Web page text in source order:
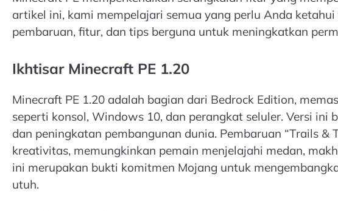
artikel ini, kami mempelajari semua yang perlu Anda
pembaruan, fitur, dan tips berguna untuk meningkatkan
Ikhtisar Minecraft PE 1.20
Minecraft PE 1.20 adalah bagian dari Bedrock Edition,
seperti konsol, Windows 10, dan perangkat seluler. Versi ini
dan peningkatan pembangunan dunia. Pembaruan “Trails &
kreativitas, memungkinkan pemain menjelajahi medan,
ini merupakan bukti komitmen Mojang untuk
utuh.